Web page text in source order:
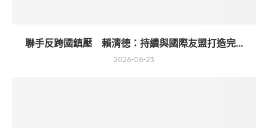
聯手反跨國鎮壓 賴清德：持續與國際友盟打造完...
2026-06-23